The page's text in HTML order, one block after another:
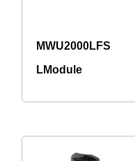
MWU2000LFS
LModule